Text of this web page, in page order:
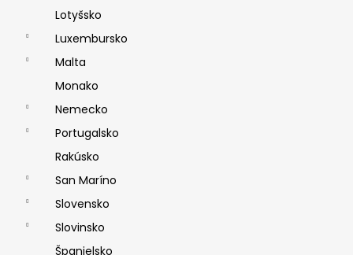
Lotyšsko
Luxembursko
Malta
Monako
Nemecko
Portugalsko
Rakúsko
San Maríno
Slovensko
Slovinsko
Španielsko